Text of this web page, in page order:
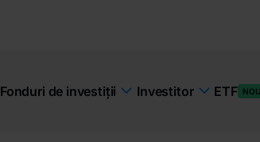
Fonduri de investiții Investitor ETF NOU